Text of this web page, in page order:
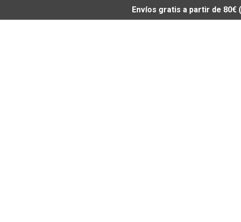
Envíos gratis a partir de 80€